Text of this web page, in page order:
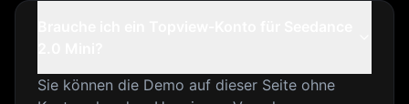
Sie können die Demo auf dieser Seite ohne